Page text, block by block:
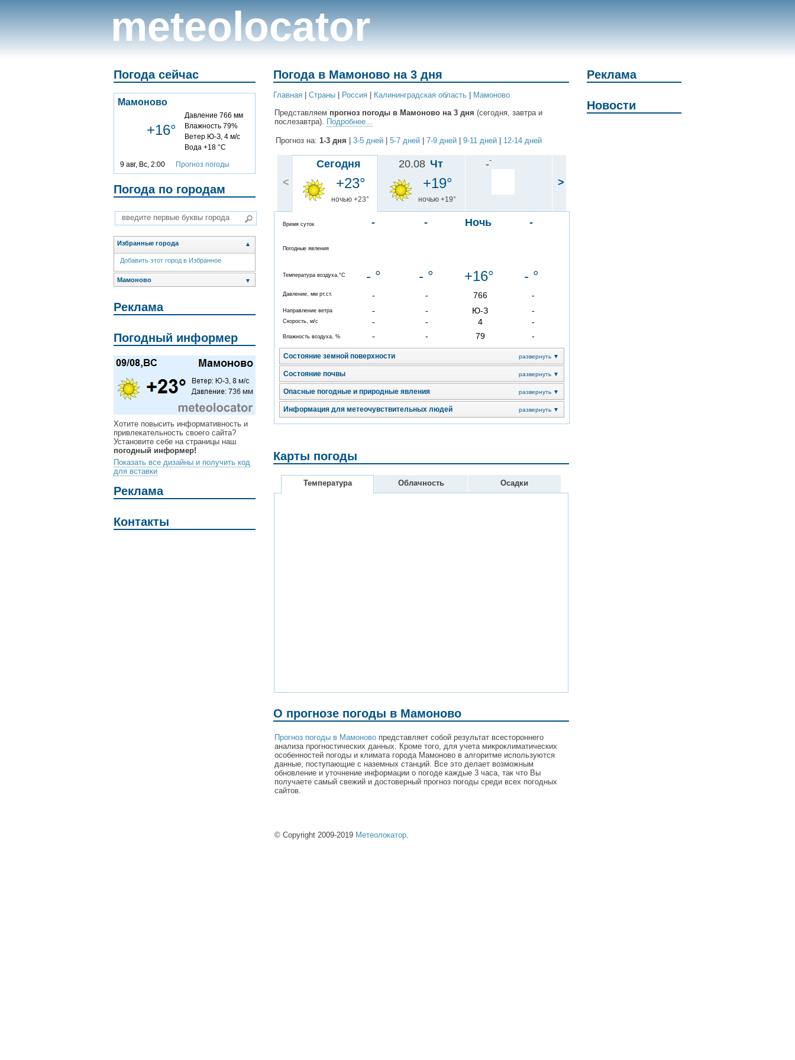
meteolocator
Погода сейчас
Мамоново
+16°
Давление 766 мм
Влажность 79%
Ветер Ю-З, 4 м/с
Вода +18 °C
9 авг, Вс, 2:00 Прогноз погоды
Погода по городам
Избранные города ▲
Добавить этот город в Избранное
Мамоново ▼
Реклама
Погодный информер
Хотите повысить информативность и
привлекательность своего сайта?
Установите себе на страницы наш
погодный информер!
Показать все дизайны и получить код
для вставки
Реклама
Контакты
Погода в Мамоново на 3 дня
Главная Cтраны Россия Калининградская область
Мамоново
Представляем прогноз погоды в Мамоново на 3 дня (сегодня, завтра и
послезавтра). Подробнее...
Прогноз на: 1-3 дня 3-5 дней 5-7 дней 7-9 дней 9-11 дней 12-14 дней
<
Сегодня
+23°
ночью +23°
Время суток - - Ночь -
Погодные явления
Температура воздуха,°C - ° - ° +16° - °
Давление, мм рт.ст. - - 766 -
Направление ветра - - Ю-З -
Скорость, м/с - - 4 -
Влажность воздуха, % - - 79 -
Состояние земной поверхности развернуть ▼
Состояние почвы развернуть ▼
Опасные погодные и природные явления развернуть ▼
Информация для метеочувствительных людей развернуть ▼
20.08 Чт
+19°
ночью +19°
--
>
Карты погоды
Температура Облачность Осадки
О прогнозе погоды в Мамоново
Прогноз погоды в Мамоново представляет собой результат всестороннего
анализа прогностических данных. Кроме того, для учета микроклиматических
особенностей погоды и климата города Мамоново в алгоритме используются
данные, поступающие с наземных станций. Все это делает возможным
обновление и уточнение информации о погоде каждые 3 часа, так что Вы
получаете самый свежий и достоверный прогноз погоды среди всех погодных
сайтов.
© Copyright 2009-2019 Метеолокатор
Реклама
Новости